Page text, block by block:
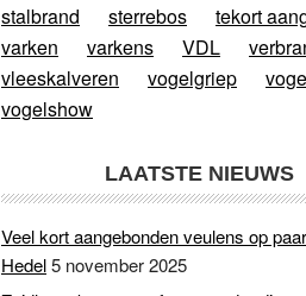
stalbrand
sterrebos
tekort
varken
varkens VDL
vleeskalveren
vogelgriep
vogelshow
LAATSTE NIEUWS
Veel kort aangebonden veulens op
Hedel5 november 2025